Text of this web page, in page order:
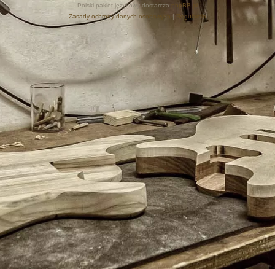
Polski pakiet językowy dostarcza
phpBB.pl
Zasady ochrony danych osobowych
Regulamin